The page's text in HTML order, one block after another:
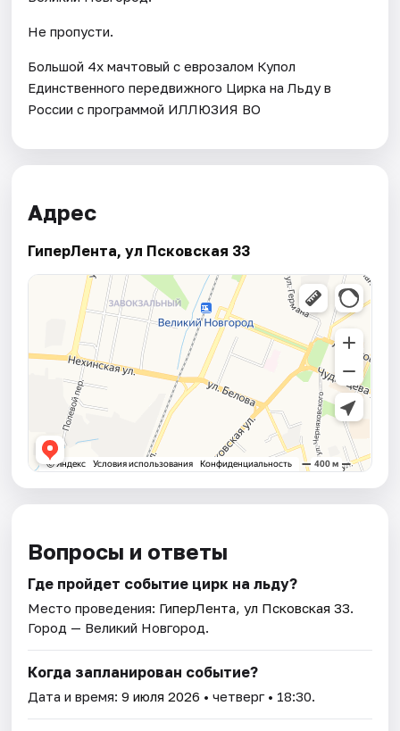
Не пропусти.
Большой 4х мачтовый с еврозалом Купол
Единственного передвижного Цирка на Льду в
России с программой ИЛЛЮЗИЯ ВО
Адрес
ГиперЛента, ул Псковская 33
Вопросы и ответы
Где пройдет событие цирк на льду?
Место проведения: ГиперЛента, ул Псковская 33.
Город — Великий Новгород.
Когда запланирован событие?
Дата и время:9 июля 2026 • четверг • 18:30.